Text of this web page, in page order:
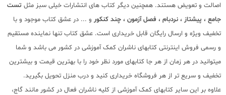
اصالت و تعویض هستند. همچنین دیگر کتاب های انتشارات خیلی سبز مثل تست
جامع ، پیشتاز ، نردبام ، فصل آزمون ، چند کنکور و ... در عشق کتاب موجود و با
تخفیف ویژه و ارسال رایگان قابل خریداری است. عشق کتاب تنها نماینده مستقیم
و رسمی فروش اینترنتی کتابهای ناشران کمک آموزشی در کشور می باشد و شما
میتوانید در هر زمان از هر جا کتابهای مورد نظر خود را با بهترین قیمت و بیشترین
تخفیف و سریع تر از هر فروشگاه خریداری کنید و درب منزل تحویل بگیرید.
علاوه بر این سایر کتابهای کمک آموزشی از کلیه ناشران فعال در کشور مانند گاج،